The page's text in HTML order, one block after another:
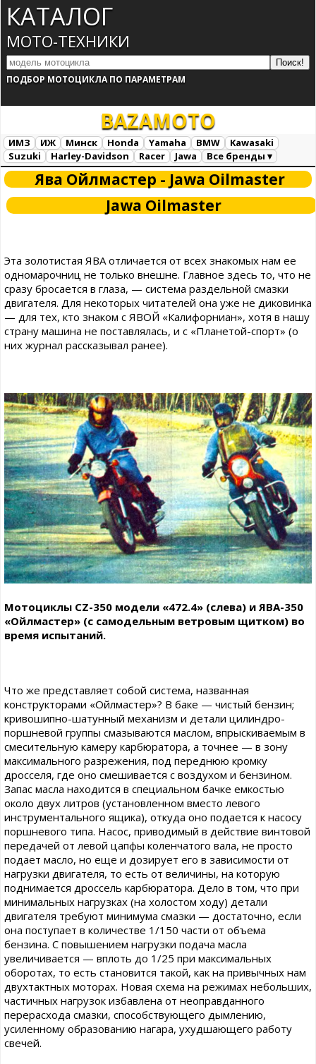
КАТАЛОГ
МОТО-ТЕХНИКИ
ПОДБОР МОТОЦИКЛА ПО ПАРАМЕТРАМ
BAZAMOTO
ИМЗ ИЖ Минск Honda Yamaha BMW
Kawasaki
Suzuki
Harley-Davidson Racer Jawa
Все бренды ▾
Все марки
Загрузка...
Ява Ойлмастер - Jawa Oilmaster
Jawa Oilmaster
Эта золотистая ЯВА отличается от всех знакомых нам ее
одномарочниц не только внешне. Главное здесь то, что не
сразу бросается в глаза, — система раздельной смазки
двигателя. Для некоторых читателей она уже не диковинка
— для тех, кто знаком с ЯВОЙ «Калифорниан», хотя в нашу
страну машина не поставлялась, и с «Планетой-спорт» (о
них журнал рассказывал ранее).
Мотоциклы CZ-350 модели «472.4» (слева) и ЯВА-350
«Ойлмастер» (с самодельным ветровым щитком) во
время испытаний.
Что же представляет собой система, названная
конструкторами «Ойлмастер»? В баке — чистый бензин;
кривошипно-шатунный механизм и детали цилиндро-
поршневой группы смазываются маслом, впрыскиваемым в
смесительную камеру карбюратора, а точнее — в зону
максимального разрежения, под переднюю кромку
дросселя, где оно смешивается с воздухом и бензином.
Запас масла находится в специальном бачке емкостью
около двух литров (установленном вместо левого
инструментального ящика), откуда оно подается к насосу
поршневого типа. Насос, приводимый в действие винтовой
передачей от левой цапфы коленчатого вала, не просто
подает масло, но еще и дозирует его в зависимости от
нагрузки двигателя, то есть от величины, на которую
поднимается дроссель карбюратора. Дело в том, что при
минимальных нагрузках (на холостом ходу) детали
двигателя требуют минимума смазки — достаточно, если
она поступает в количестве 1/150 части от объема
бензина. С повышением нагрузки подача масла
увеличивается — вплоть до 1/25 при максимальных
оборотах, то есть становится такой, как на привычных нам
двухтактных моторах. Новая схема на режимах небольших,
частичных нагрузок избавлена от неоправданного
перерасхода смазки, способствующего дымлению,
усиленному образованию нагара, ухудшающего работу
свечей.